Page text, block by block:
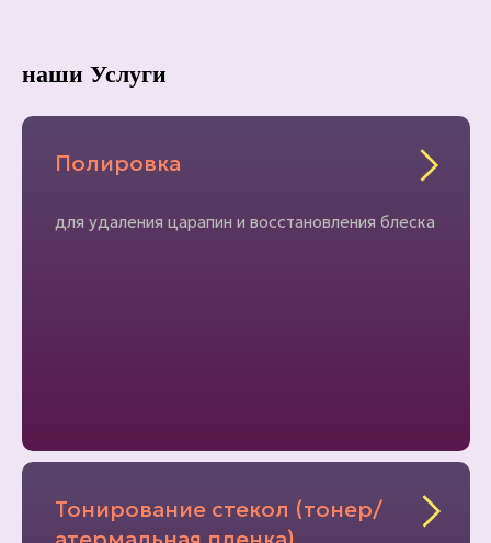
наши Услуги
Полировка
для удаления царапин и восстановления блеска
Тонирование стекол (тонер/